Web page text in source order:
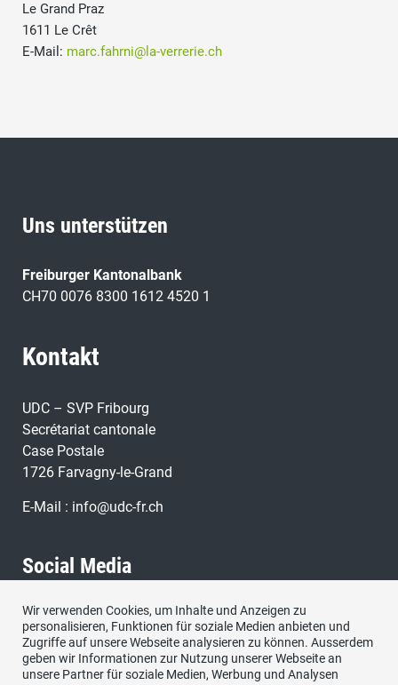
Le Grand Praz
1611 Le Crêt
E-Mail: marc.fahrni@la-verrerie.ch
Uns unterstützen
Freiburger Kantonalbank
CH70 0076 8300 1612 4520 1
Kontakt
UDC – SVP Fribourg
Secrétariat cantonale
Case Postale
1726 Farvagny-le-Grand
E-Mail : info@udc-fr.ch
Social Media
Besuchen Sie uns bei:
Wir verwenden Cookies, um Inhalte und Anzeigen zu
personalisieren, Funktionen für soziale Medien anbieten und
Zugriffe auf unsere Webseite analysieren zu können. Ausserdem
geben wir Informationen zur Nutzung unserer Webseite an
unsere Partner für soziale Medien, Werbung und Analysen